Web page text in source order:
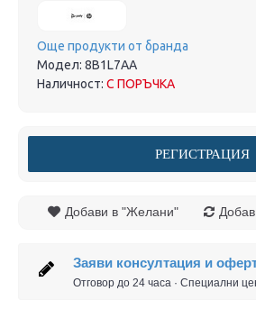
Още продукти от бранда
Модел: 8B1L7AA
Наличност: С ПОРЪЧКА
РЕГИСТРАЦИЯ
Добави в "Желани"
Заяви консултация и
Отговор до 24 часа · Специални